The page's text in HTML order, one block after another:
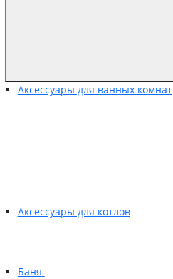
Аксессуары для ванных комнат
Аксессуары для котлов
Баня